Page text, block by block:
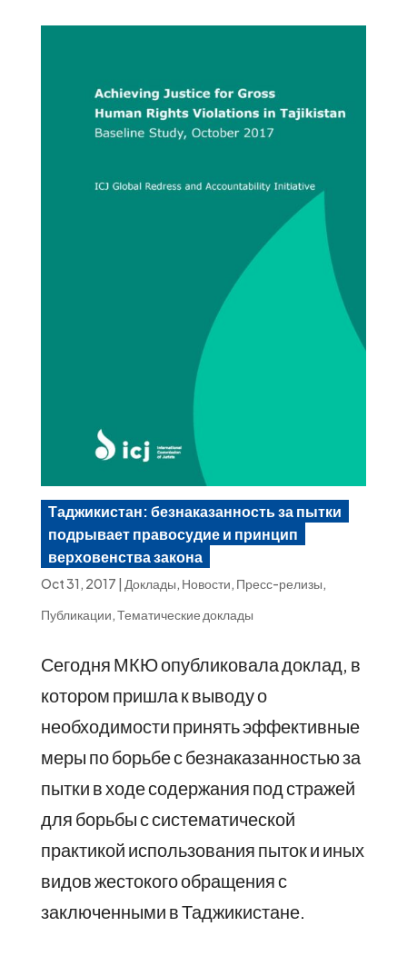
Таджикистан: безнаказанность за пытки
подрывает правосудие и принцип
верховенства закона
Oct 31, 2017 | Доклады, Новости, Пресс-релизы,
Публикации,Тематические доклады
Сегодня МКЮ опубликовала доклад, в
котором пришла к выводу о
необходимости принять эффективные
меры по борьбе с безнаказанностью за
пытки в ходе содержания под стражей
для борьбы с систематической
практикой использования пыток и иных
видов жестокого обращения с
заключенными в Таджикистане.